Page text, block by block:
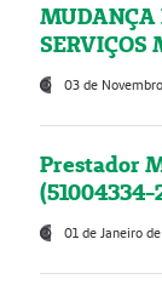
MUDANÇA
SERVIÇOS
03 de
Prestador
(51004334-
01 de Janeiro